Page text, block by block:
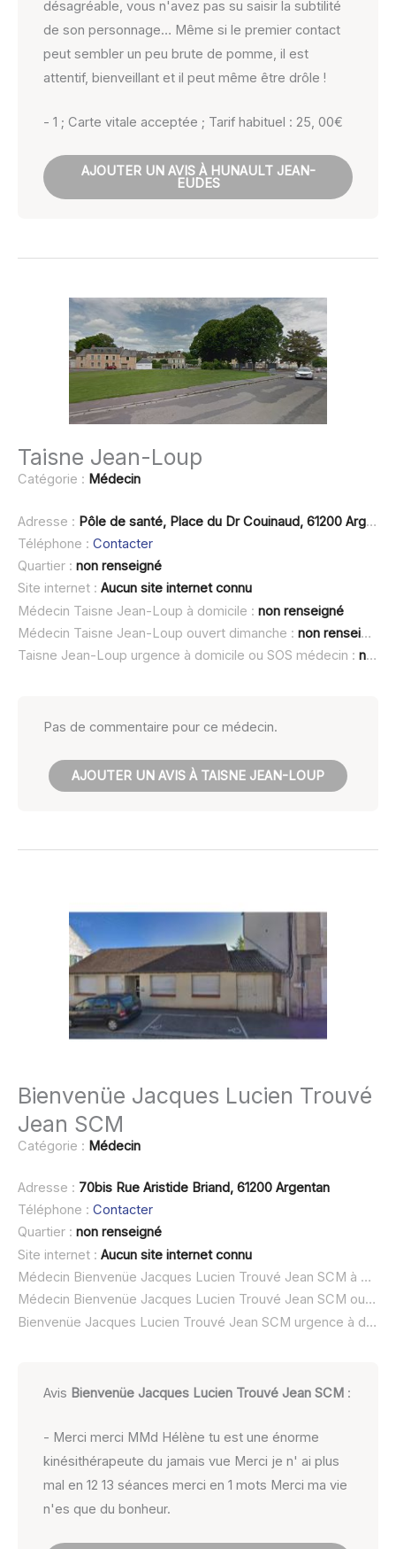
désagréable, vous n'avez pas su saisir la subtilité
de son personnage… Même si le premier contact
peut sembler un peu brute de pomme, il est
attentif, bienveillant et il peut même être drôle !
- 1 ; Carte vitale acceptée ; Tarif habituel : 25, 00€
AJOUTER UN AVIS À HUNAULT JEAN-
EUDES
Taisne Jean-Loup
Catégorie : Médecin
Adresse : Pôle de santé, Place du Dr Couinaud, 61200 Argentan
Téléphone : Contacter
Quartier : non renseigné
Site internet : Aucun site internet connu
Médecin Taisne Jean-Loup à domicile : non renseigné
Médecin Taisne Jean-Loup ouvert dimanche : non renseigné
Taisne Jean-Loup urgence à domicile ou SOS médecin : non renseigné
Pas de commentaire pour ce médecin.
AJOUTER UN AVIS À TAISNE JEAN-LOUP
Bienvenüe Jacques Lucien Trouvé
Jean SCM
Catégorie : Médecin
Adresse : 70bis Rue Aristide Briand, 61200 Argentan
Téléphone : Contacter
Quartier : non renseigné
Site internet : Aucun site internet connu
Médecin Bienvenüe Jacques Lucien Trouvé Jean SCM à domicile :
Médecin Bienvenüe Jacques Lucien Trouvé Jean SCM ouvert dimanche :
Bienvenüe Jacques Lucien Trouvé Jean SCM urgence à domicile ou SOS médecin :
Avis Bienvenüe Jacques Lucien Trouvé Jean SCM :
- Merci merci MMd Hélène tu est une énorme
kinésithérapeute du jamais vue Merci je n' ai plus
mal en 12 13 séances merci en 1 mots Merci ma vie
n'es que du bonheur.